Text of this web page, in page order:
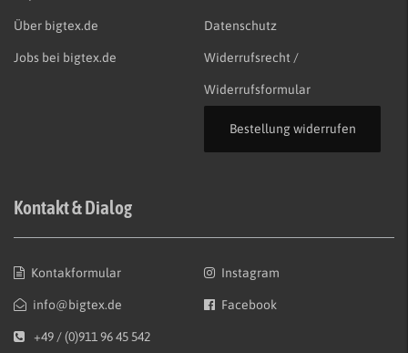
Über bigtex.de
Jobs bei bigtex.de
Datenschutz
Widerrufsrecht /
Widerrufsformular
Bestellung widerrufen
Kontakt & Dialog
Kontakformular
info@bigtex.de
Instagram
Facebook
+49 / (0)911 96 45 542